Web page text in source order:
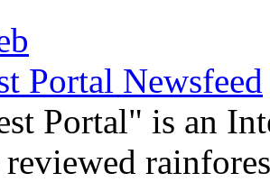
Portal Newsfeed
Portal" is an
reviewed